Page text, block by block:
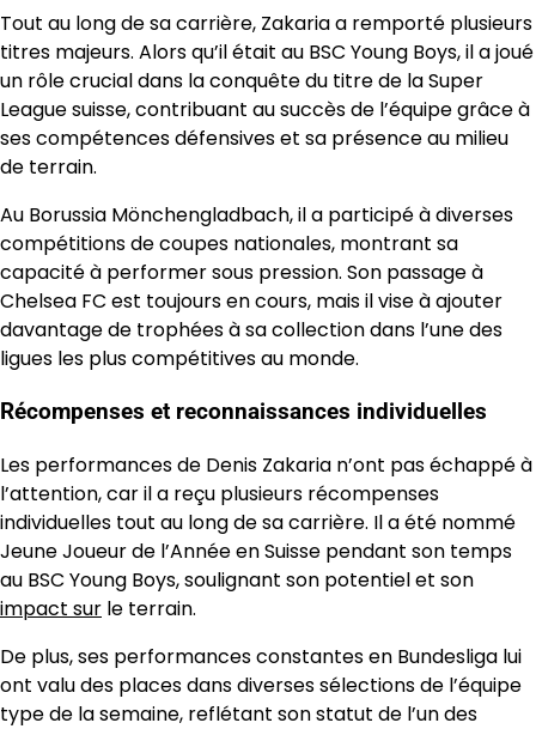
Tout au long de sa carrière, Zakaria a remporté plusieurs
titres majeurs. Alors qu’il était au BSC Young Boys, il a joué
un rôle crucial dans la conquête du titre de la Super
League suisse, contribuant au succès de l’équipe grâce à
ses compétences défensives et sa présence au milieu
de terrain.
Au Borussia Mönchengladbach, il a participé à diverses
compétitions de coupes nationales, montrant sa
capacité à performer sous pression. Son passage à
Chelsea FC est toujours en cours, mais il vise à ajouter
davantage de trophées à sa collection dans l’une des
ligues les plus compétitives au monde.
Récompenses et reconnaissances individuelles
Les performances de Denis Zakaria n’ont pas échappé à
l’attention, car il a reçu plusieurs récompenses
individuelles tout au long de sa carrière. Il a été nommé
Jeune Joueur de l’Année en Suisse pendant son temps
au BSC Young Boys, soulignant son potentiel et son
impact sur le terrain.
De plus, ses performances constantes en Bundesliga lui
ont valu des places dans diverses sélections de l’équipe
type de la semaine, reflétant son statut de l’un des